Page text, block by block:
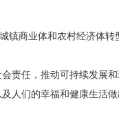
镇商业体和农村经济体转
责任，推动可持续发展
人们的幸福和健康生活